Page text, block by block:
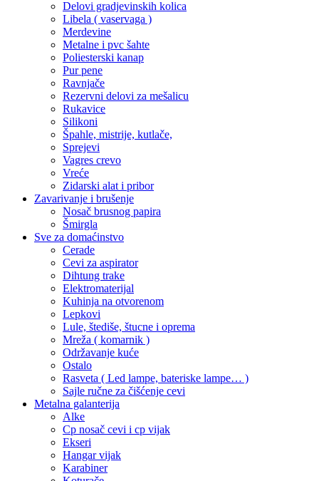
Delovi gradjevinskih kolica
Libela ( vaservaga )
Merdevine
Metalne i pvc šahte
Poliesterski kanap
Pur pene
Ravnjače
Rezervni delovi za mešalicu
Rukavice
Silikoni
Špahle, mistrije, kutlače,
Sprejevi
Vagres crevo
Vreće
Zidarski alat i pribor
Zavarivanje i brušenje
Nosač brusnog papira
Šmirgla
Sve za domaćinstvo
Cerade
Cevi za aspirator
Dihtung trake
Elektromaterijal
Kuhinja na otvorenom
Lepkovi
Lule, štediše, štucne i oprema
Mreža ( komarnik )
Održavanje kuće
Ostalo
Rasveta ( Led lampe, bateriske lampe… )
Sajle ručne za čišćenje cevi
Metalna galanterija
Alke
Cp nosač cevi i cp vijak
Ekseri
Hangar vijak
Karabiner